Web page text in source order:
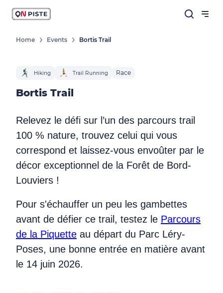
Home Events Bortis Trail
Hiking Trail Running Race
Bortis Trail
Relevez le défi sur l’un des parcours trail
100 % nature, trouvez celui qui vous
correspond et laissez-vous envoûter par le
décor exceptionnel de la Forêt de Bord-
Louviers !
Pour s'échauffer un peu les gambettes
avant de défier ce trail, testez le Parcours
de la Piquette au départ du Parc Léry-
Poses, une bonne entrée en matière avant
le 14 juin 2026.